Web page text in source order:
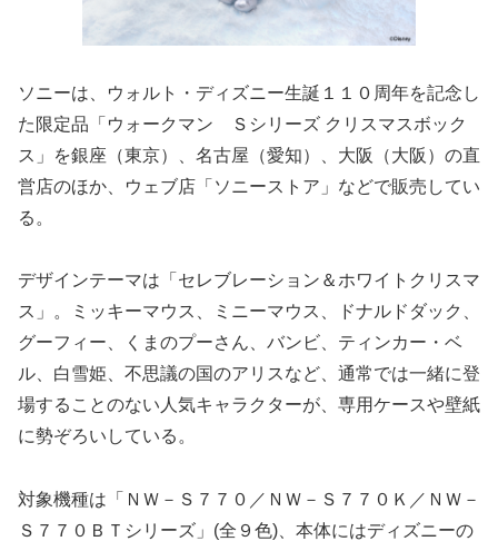
ソニーは、ウォルト・ディズニー生誕１１０周年を記念し
た限定品「ウォークマン Ｓシリーズ クリスマスボック
ス」を銀座（東京）、名古屋（愛知）、大阪（大阪）の直
営店のほか、ウェブ店「ソニーストア」などで販売してい
る。
デザインテーマは「セレブレーション＆ホワイトクリスマ
ス」。ミッキーマウス、ミニーマウス、ドナルドダック、
グーフィー、くまのプーさん、バンビ、ティンカー・ベ
ル、白雪姫、不思議の国のアリスなど、通常では一緒に登
場することのない人気キャラクターが、専用ケースや壁紙
に勢ぞろいしている。
対象機種は「ＮＷ－Ｓ７７０／ＮＷ－Ｓ７７０Ｋ／ＮＷ－
Ｓ７７０ＢＴシリーズ」(全９色)、本体にはディズニーの